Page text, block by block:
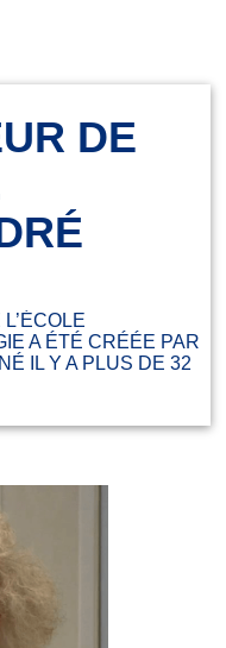
DE
A ÉTÉ CRÉÉE PAR
IL Y A PLUS DE 32